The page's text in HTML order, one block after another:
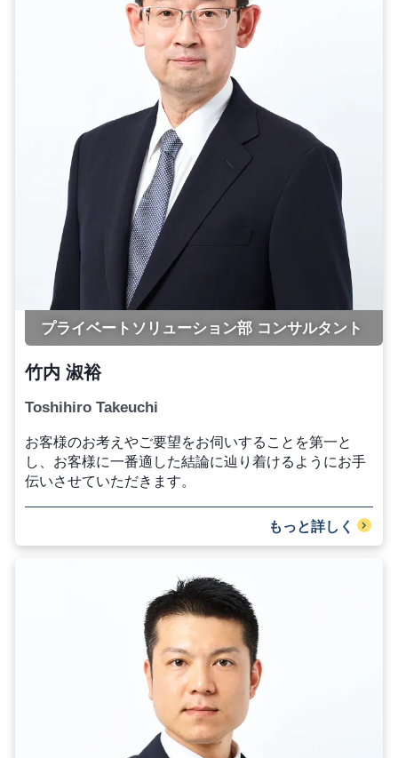
プライベートソリューション部 コンサルタント
竹内 淑裕
Toshihiro Takeuchi
お客様のお考えやご要望をお伺いすることを第一と
し、お客様に一番適した結論に辿り着けるようにお手
伝いさせていただきます。
もっと詳しく